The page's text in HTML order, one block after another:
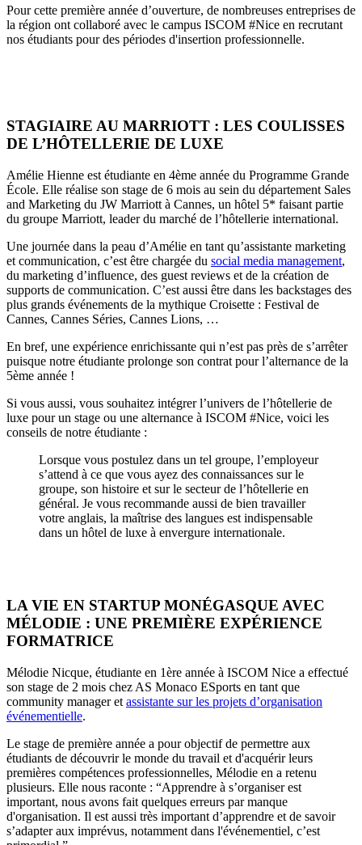
Pour cette première année d’ouverture, de nombreuses entreprises de
la région ont collaboré avec le campus ISCOM #Nice en recrutant
nos étudiants pour des périodes d'insertion professionnelle.
STAGIAIRE AU MARRIOTT : LES COULISSES
DE L’HÔTELLERIE DE LUXE
Amélie Hienne est étudiante en 4ème année du Programme Grande
École. Elle réalise son stage de 6 mois au sein du département Sales
and Marketing du JW Marriott à Cannes, un hôtel 5* faisant partie
du groupe Marriott, leader du marché de l’hôtellerie international.
Une journée dans la peau d’Amélie en tant qu’assistante marketing
et communication, c’est être chargée du social media management,
du marketing d’influence, des guest reviews et de la création de
supports de communication. C’est aussi être dans les backstages des
plus grands événements de la mythique Croisette : Festival de
Cannes, Cannes Séries, Cannes Lions, …
En bref, une expérience enrichissante qui n’est pas près de s’arrêter
puisque notre étudiante prolonge son contrat pour l’alternance de la
5ème année !
Si vous aussi, vous souhaitez intégrer l’univers de l’hôtellerie de
luxe pour un stage ou une alternance à ISCOM #Nice, voici les
conseils de notre étudiante :
Lorsque vous postulez dans un tel groupe, l’employeur
s’attend à ce que vous ayez des connaissances sur le
groupe, son histoire et sur le secteur de l’hôtellerie en
général. Je vous recommande aussi de bien travailler
votre anglais, la maîtrise des langues est indispensable
dans un hôtel de luxe à envergure internationale.
LA VIE EN STARTUP MONÉGASQUE AVEC
MÉLODIE : UNE PREMIÈRE EXPÉRIENCE
FORMATRICE
Mélodie Nicque, étudiante en 1ère année à ISCOM Nice a effectué
son stage de 2 mois chez AS Monaco ESports en tant que
community manager et assistante sur les projets d’organisation
événementielle.
Le stage de première année a pour objectif de permettre aux
étudiants de découvrir le monde du travail et d'acquérir leurs
premières compétences professionnelles, Mélodie en a retenu
plusieurs. Elle nous raconte : “Apprendre à s’organiser est
important, nous avons fait quelques erreurs par manque
d'organisation. Il est aussi très important d’apprendre et de savoir
s’adapter aux imprévus, notamment dans l'événementiel, c’est